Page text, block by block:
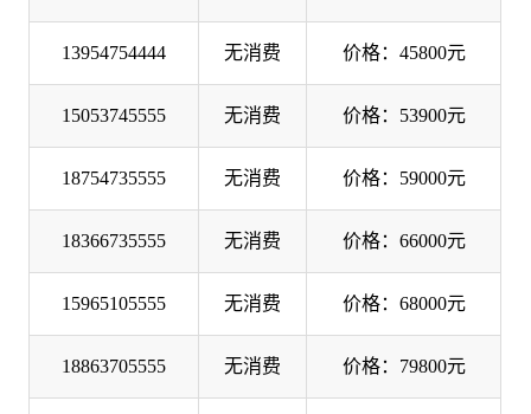
13954754444 无消费 价格：45800元
15053745555 无消费 价格：53900元
18754735555 无消费 价格：59000元
18366735555 无消费 价格：66000元
15965105555 无消费 价格：68000元
18863705555 无消费 价格：79800元